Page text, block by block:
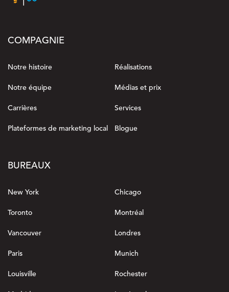
COMPAGNIE
Notre histoire Réalisations
Notre équipe Médias et prix
Carrières Services
Plateformes de marketing local Blogue
BUREAUX
New York Chicago
Toronto Montréal
Vancouver Londres
Paris Munich
Louisville Rochester